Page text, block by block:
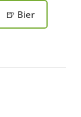
🍺 Bier